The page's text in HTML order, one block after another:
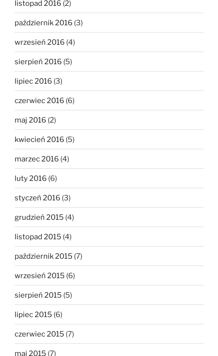
listopad 2016 (2)
październik 2016 (3)
wrzesień 2016 (4)
sierpień 2016 (5)
lipiec 2016 (3)
czerwiec 2016 (6)
maj 2016 (2)
kwiecień 2016 (5)
marzec 2016 (4)
luty 2016 (6)
styczeń 2016 (3)
grudzień 2015 (4)
listopad 2015 (4)
październik 2015 (7)
wrzesień 2015 (6)
sierpień 2015 (5)
lipiec 2015 (6)
czerwiec 2015 (7)
maj 2015 (7)